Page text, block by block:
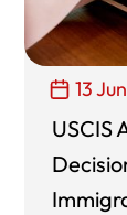
13
USCIS